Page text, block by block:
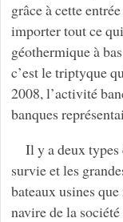
grâce à cette
importer tout ce
géothermique à
c’est le triptyque
2008, l’activité
banques
Il y a deux types
survie et les
bateaux usines
navire de la